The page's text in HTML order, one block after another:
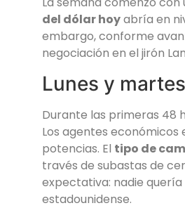
del dólar hoyabría en
embargo, conforme
negociación en el jirón
Lunes y
Durante las primeras 48
Los agentes
potencias. El tipo de
través de subastas de
expectativa: nadie
estadounidense.